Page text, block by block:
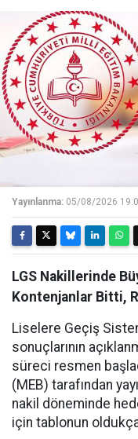
Yayınlanma: 05/08/2026
LGS Nakillerinde
Kontenjanlar Bitti,
Liselere Geçiş
sonuçlarının
süreci resmen
(MEB) tarafından
nakil döneminde
için tablonun